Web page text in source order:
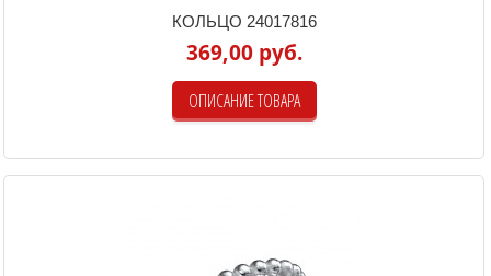
КОЛЬЦО 24017816
369,00 руб.
ОПИСАНИЕ ТОВАРА